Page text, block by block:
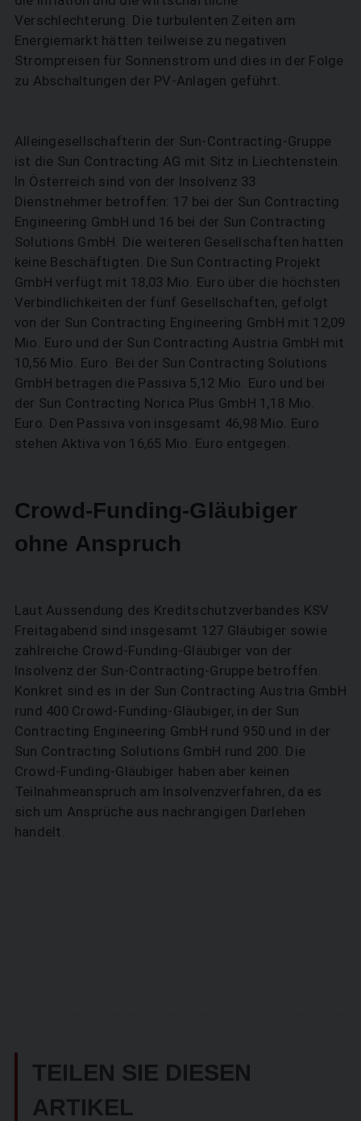
Verschlechterung. Die turbulenten Zeiten am
Energiemarkt hätten teilweise zu negativen
Strompreisen für Sonnenstrom und dies in der Folge
zu Abschaltungen der PV-Anlagen geführt.
Alleingesellschafterin der Sun-Contracting-Gruppe
ist die Sun Contracting AG mit Sitz in Liechtenstein.
In Österreich sind von der Insolvenz 33
Dienstnehmer betroffen: 17 bei der Sun Contracting
Engineering GmbH und 16 bei der Sun Contracting
Solutions GmbH. Die weiteren Gesellschaften hatten
keine Beschäftigten. Die Sun Contracting Projekt
GmbH verfügt mit 18,03 Mio. Euro über die höchsten
Verbindlichkeiten der fünf Gesellschaften, gefolgt
von der Sun Contracting Engineering GmbH mit 12,09
Mio. Euro und der Sun Contracting Austria GmbH mit
10,56 Mio. Euro. Bei der Sun Contracting Solutions
GmbH betragen die Passiva 5,12 Mio. Euro und bei
der Sun Contracting Norica Plus GmbH 1,18 Mio.
Euro. Den Passiva von insgesamt 46,98 Mio. Euro
stehen Aktiva von 16,65 Mio. Euro entgegen.
Crowd-Funding-Gläubiger
ohne Anspruch
Laut Aussendung des Kreditschutzverbandes KSV
Freitagabend sind insgesamt 127 Gläubiger sowie
zahlreiche Crowd-Funding-Gläubiger von der
Insolvenz der Sun-Contracting-Gruppe betroffen.
Konkret sind es in der Sun Contracting Austria GmbH
rund 400 Crowd-Funding-Gläubiger, in der Sun
Contracting Engineering GmbH rund 950 und in der
Sun Contracting Solutions GmbH rund 200. Die
Crowd-Funding-Gläubiger haben aber keinen
Teilnahmeanspruch am Insolvenzverfahren, da es
sich um Ansprüche aus nachrangigen Darlehen
handelt.
TEILEN SIE DIESEN
ARTIKEL
SUCHEN